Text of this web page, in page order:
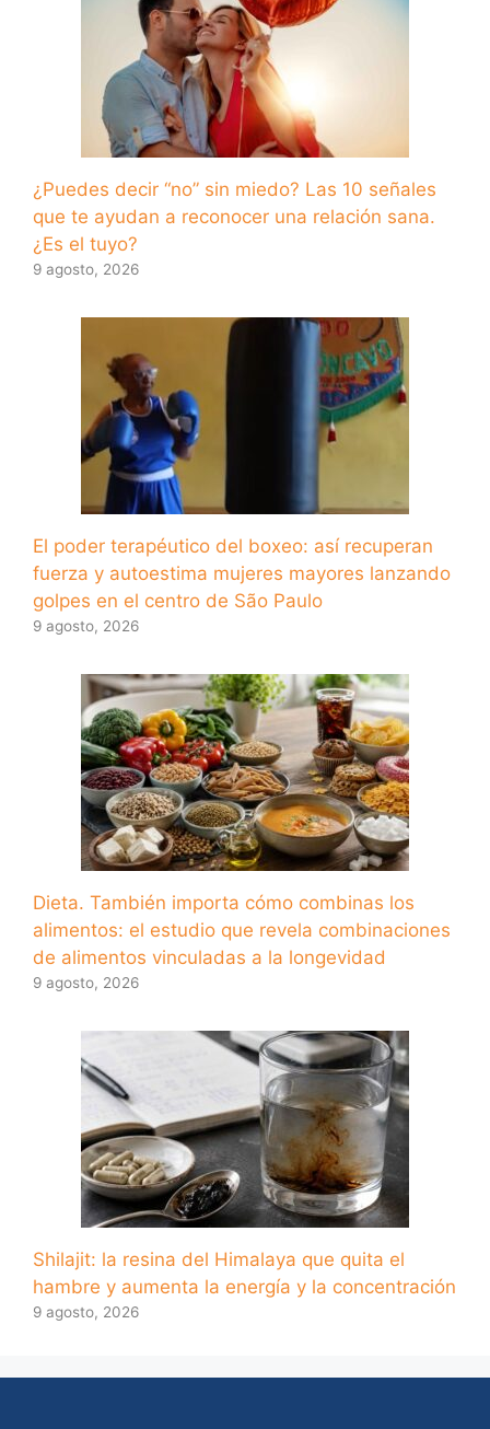
¿Puedes decir “no” sin miedo? Las 10 señales
que te ayudan a reconocer una relación sana.
¿Es el tuyo?
9 agosto, 2026
El poder terapéutico del boxeo: así recuperan
fuerza y ​​autoestima mujeres mayores lanzando
golpes en el centro de São Paulo
9 agosto, 2026
Dieta. También importa cómo combinas los
alimentos: el estudio que revela combinaciones
de alimentos vinculadas a la longevidad
9 agosto, 2026
Shilajit: la resina del Himalaya que quita el
hambre y aumenta la energía y la concentración
9 agosto, 2026